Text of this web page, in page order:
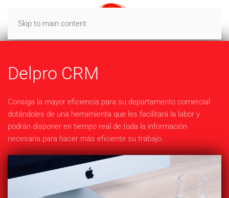
Skip to main content
Delpro CRM
Consiga la mayor eficiencia para su departamento comercial
dotándoles de una herramienta que les facilitará la labor y
podrán disponer en tiempo real de toda la información
necesaria para hacer más eficiente su trabajo.